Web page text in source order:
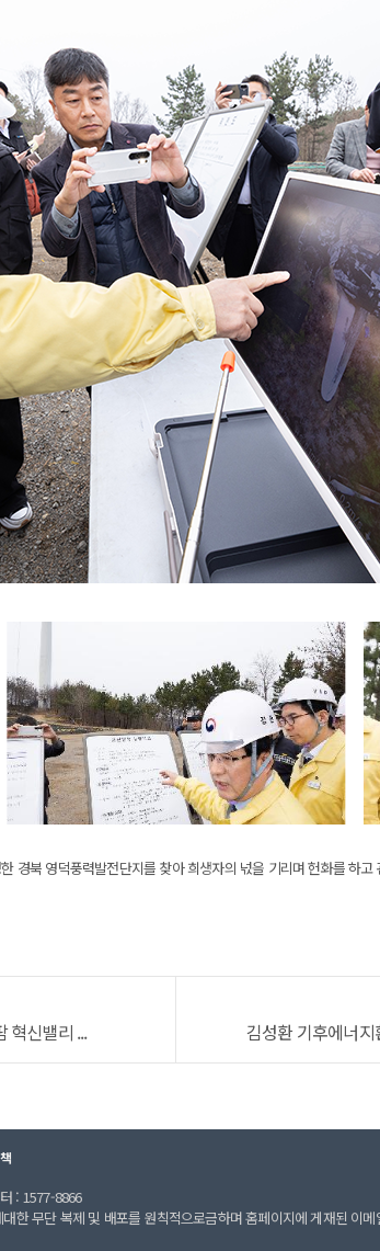
경북 영덕풍력발전단지를 찾아 희생자의 넋을 기리며 헌화를 하
혁신밸리 ...
김성환 기후에너
: 1577-8866
한 무단 복제 및 배포를 원칙적으로금하며 홈페이지에 게재된 이